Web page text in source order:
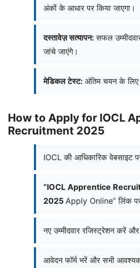
अंकों के आधार पर किया जाएगा।
दस्तावेज़ सत्यापन:सफल
जांचे जाएंगे।
मेडिकल टेस्ट: अंतिम चयन के लिए
How to Apply for IOCL
Recruitment 2025
IOCL की आधिकारिक वेबसाइट
“IOCL Apprentice
2025 Apply Online” लिंक
नए उम्मीदवार रजिस्ट्रेशन करें
आवेदन फॉर्म भरें और सभी